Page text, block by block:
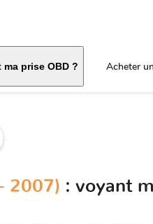
ma prise OBD ? Acheter
2007) : voyant